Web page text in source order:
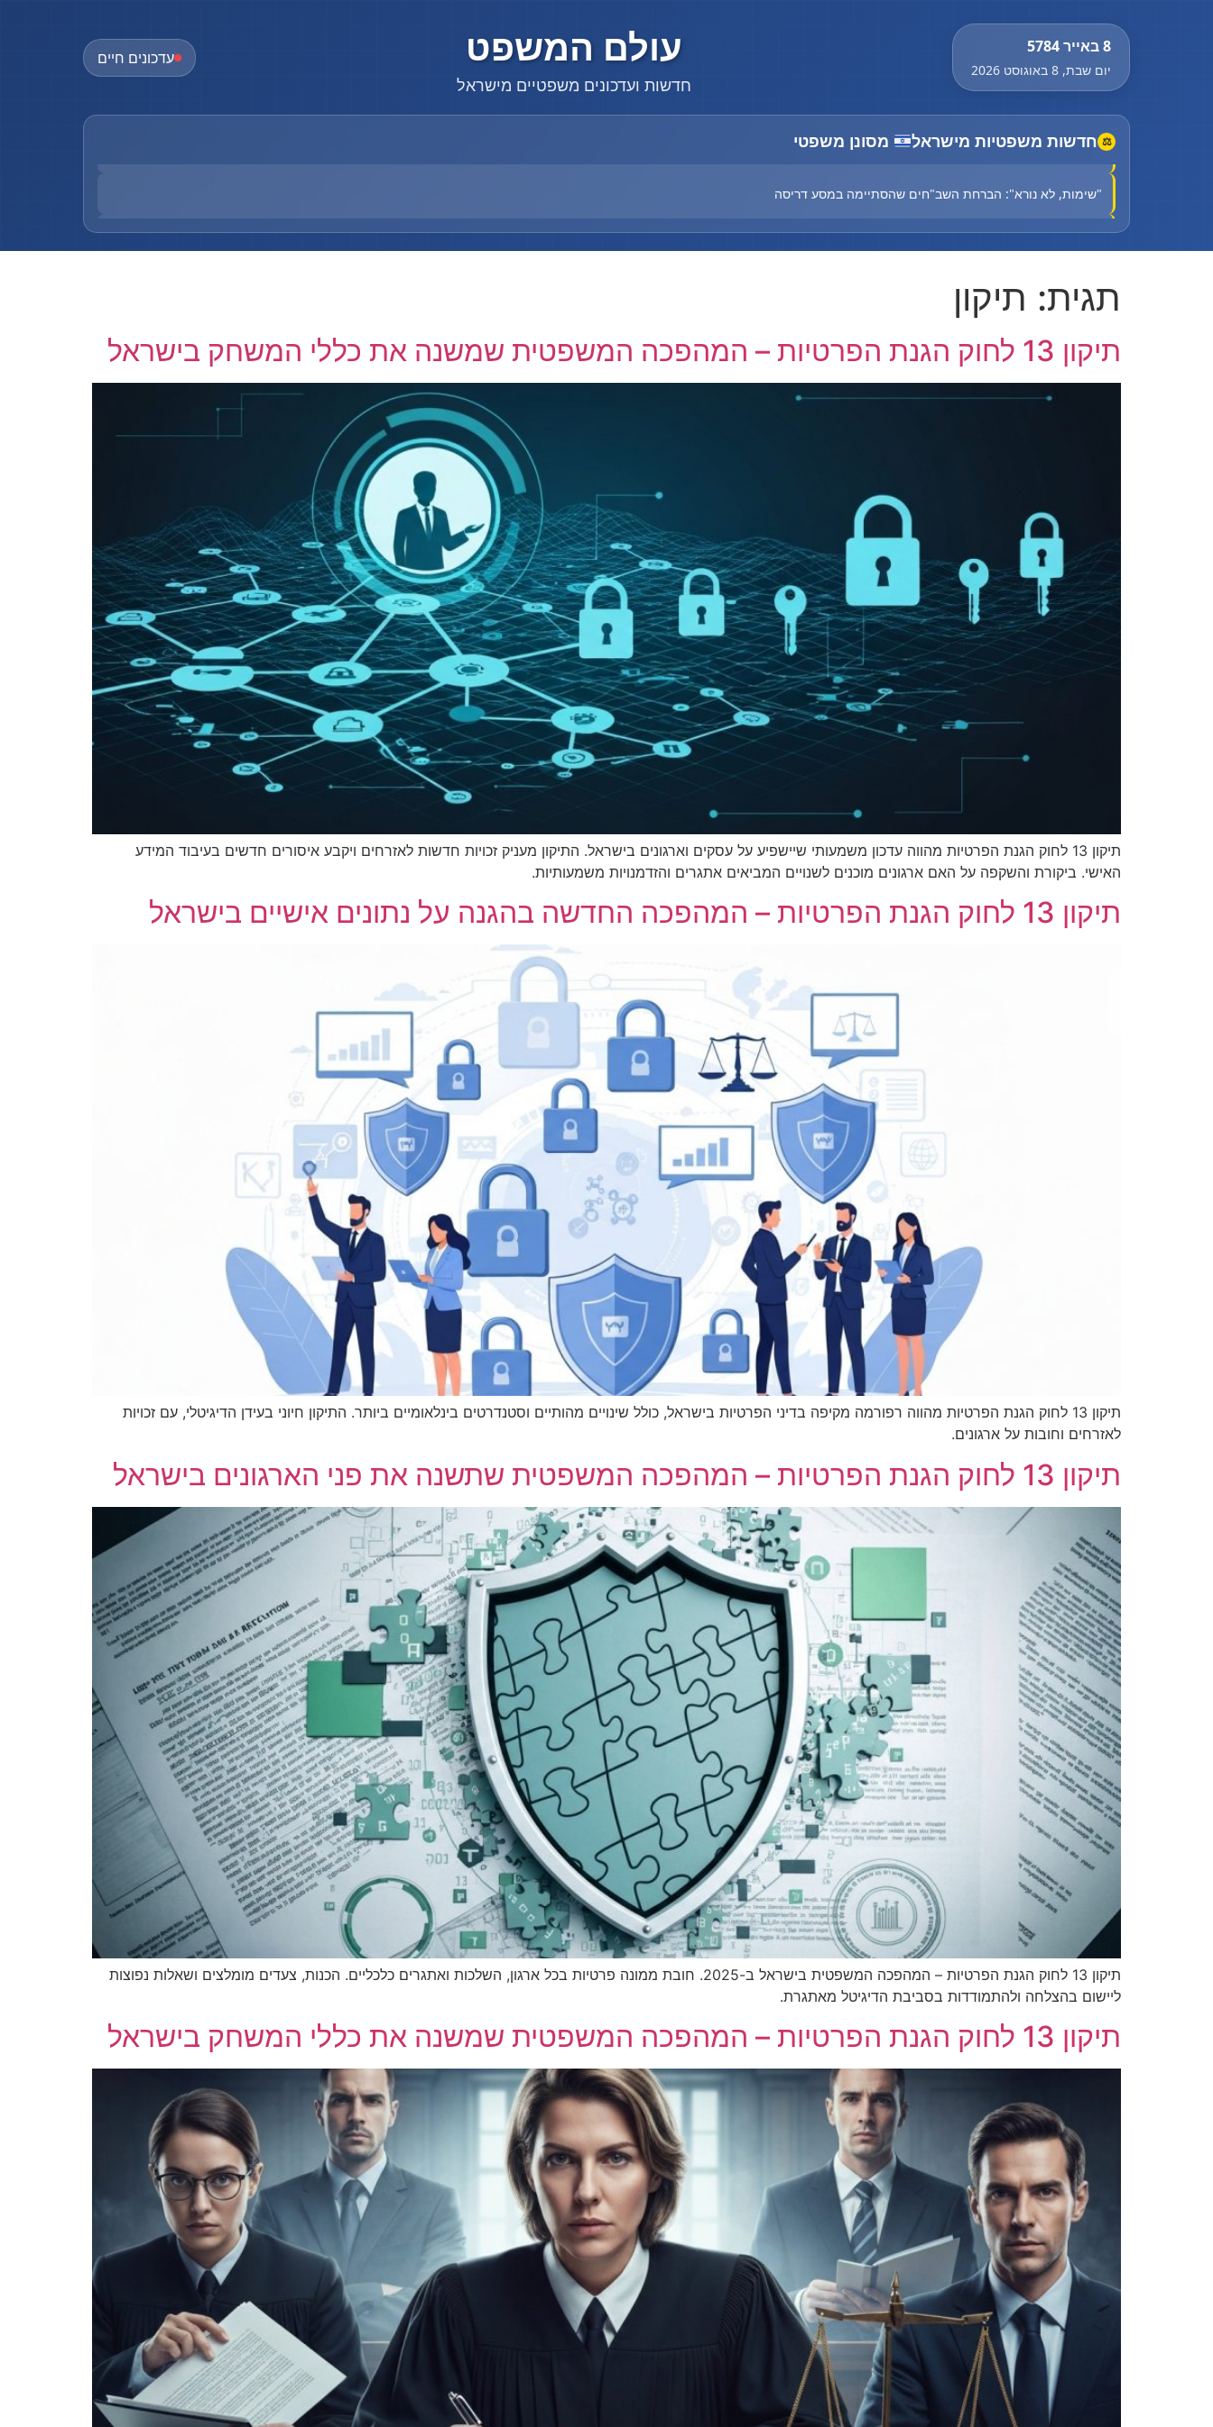
8 באייר 5784
יום שבת, 8 באוגוסט 2026 עולם המשפט
חדשות ועדכונים משפטיים מישראל
עדכונים חיים
⚖ חדשות משפטיות מישראל מסונן משפטי
השומר האישי של טראמפ נכנס למשרד המשפטים - על חודו של קול
גופת גבר אותרה סמוך לרחובות, אין חשד לפלילים
נפאל: חמש גופות אותרו בהר שבו נעלמו מטפסים בשנה שעברה
רוכב אופנוע החליק סמוך למחלף עתלית - מצבו קשה
גופת גבר אותרה סמוך לרחובות, אין חשד לפלילים
נפאל: חמש גופות אותרו בהר שבו נעלמו מטפסים בשנה שעברה
רוכב אופנוע החליק סמוך למחלף עתלית - מצבו קשה
תגית: תיקון
תיקון 13 לחוק הגנת הפרטיות – המהפכה המשפטית שמשנה את כללי המשחק בישראל
תיקון 13 לחוק הגנת הפרטיות מהווה עדכון משמעותי שיישפיע על עסקים וארגונים בישראל. התיקון מעניק זכויות חדשות לאזרחים ויקבע איסורים חדשים בעיבוד המידע
האישי. ביקורת והשקפה על האם ארגונים מוכנים לשנויים המביאים אתגרים והזדמנויות משמעותיות.
תיקון 13 לחוק הגנת הפרטיות – המהפכה החדשה בהגנה על נתונים אישיים בישראל
תיקון 13 לחוק הגנת הפרטיות מהווה רפורמה מקיפה בדיני הפרטיות בישראל, כולל שינויים מהותיים וסטנדרטים בינלאומיים ביותר. התיקון חיוני בעידן הדיגיטלי, עם זכויות
לאזרחים וחובות על ארגונים.
תיקון 13 לחוק הגנת הפרטיות – המהפכה המשפטית שתשנה את פני הארגונים בישראל
תיקון 13 לחוק הגנת הפרטיות – המהפכה המשפטית בישראל ב-2025. חובת ממונה פרטיות בכל ארגון, השלכות ואתגרים כלכליים. הכנות, צעדים מומלצים ושאלות נפוצות
ליישום בהצלחה ולהתמודדות בסביבת הדיגיטל מאתגרת.
תיקון 13 לחוק הגנת הפרטיות – המהפכה המשפטית שמשנה את כללי המשחק בישראל